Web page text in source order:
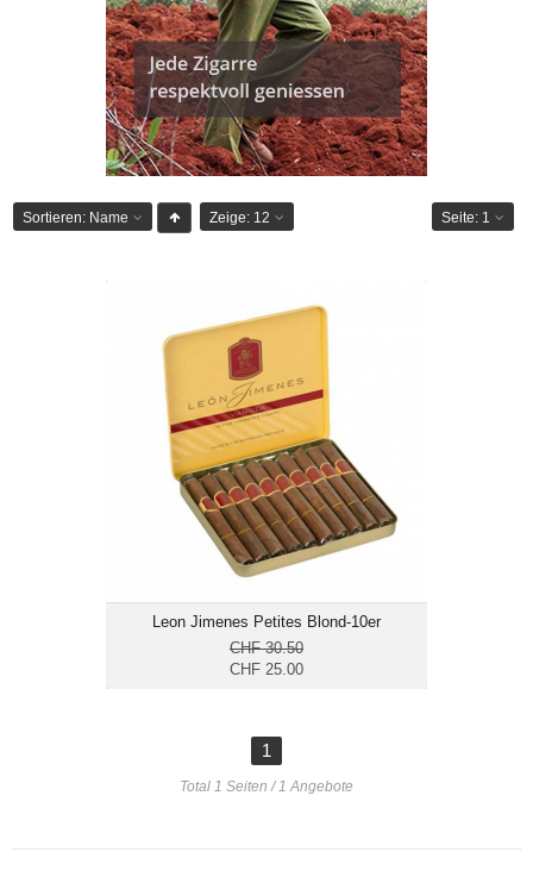
Sortieren: Name Zeige: 12 Seite: 1
Leon Jimenes Petites Blond-10er
CHF 30.50
CHF 25.00
Leon Jimenes Petites Blond-10er
CHF 25.00
Format: Petit Panetela
Länge: 10
1
Total 1 Seiten / 1 Angebote